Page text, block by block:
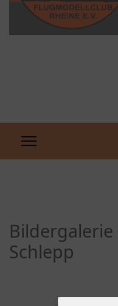
Bildergalerie
Schlepp